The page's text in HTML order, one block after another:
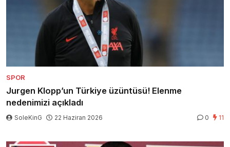
SPOR
Jurgen Klopp’un Türkiye üzüntüsü! Elenme
nedenimizi açıkladı
SoleKinG 22 Haziran 2026 0 11